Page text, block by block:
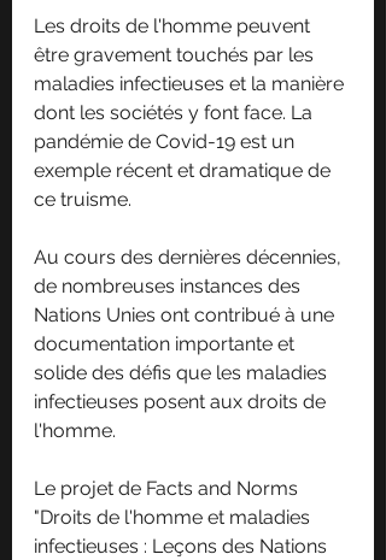
Les droits de l'homme peuvent
être gravement touchés par les
maladies infectieuses et la manière
dont les sociétés y font face. La
pandémie de Covid-19 est un
exemple récent et dramatique de
ce truisme.
Au cours des dernières décennies,
de nombreuses instances des
Nations Unies ont contribué à une
documentation importante et
solide des défis que les maladies
infectieuses posent aux droits de
l'homme.
Le projet de Facts and Norms
"Droits de l'homme et maladies
infectieuses : Leçons des Nations